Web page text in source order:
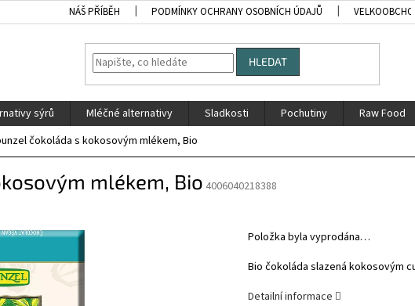
NÁŠ PŘÍBĚH PODMÍNKY OCHRANY OSOBNÍCH ÚDAJŮ VELKOOBCHOD
HLEDAT
sýrů Mléčné alternativy Sladkosti Pochutiny Raw Food
čokoláda s kokosovým mlékem, Bio
mlékem, Bio 4006040218388
Položka byla vyprodána…
Bio čokoláda slazená kokosovým
Detailní informace